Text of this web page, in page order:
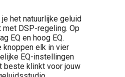
het natuurlijke geluid
DSP-regeling. Op
EQ en hoog EQ.
knoppen elk in vier
EQ-instellingen
beste klinkt voor jouw